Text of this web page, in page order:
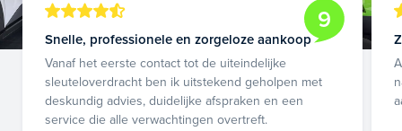
9
Snelle, professionele en zorgeloze aankoop
Vanaf het eerste contact tot de uiteindelijke
sleuteloverdracht ben ik uitstekend geholpen met
deskundig advies, duidelijke afspraken en een
service die alle verwachtingen overtreft.